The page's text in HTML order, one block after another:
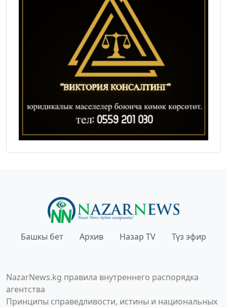
Башкы бет Архив Назар TV Түз эфир
NazarNews.kg правила внутреннего распорядка
агентства
Принципы справедливости, истины и национальных